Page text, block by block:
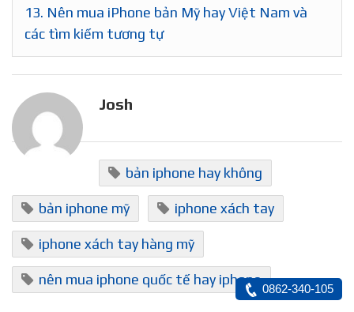
13. Nên mua iPhone bản Mỹ hay Việt Nam và
các tìm kiếm tương tự
Josh
bản iphone hay không
bản iphone mỹ iphone xách tay
iphone xách tay hàng mỹ
nên mua iphone quốc tế hay iphone
0862-340-105